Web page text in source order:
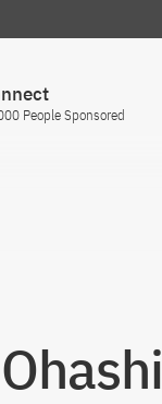
People Sponsored